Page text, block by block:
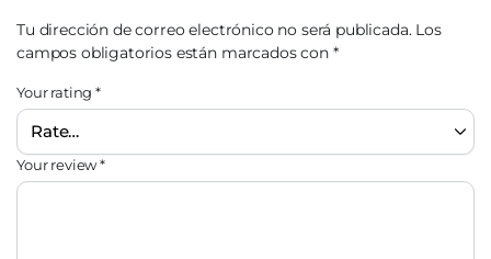
Tu dirección de correo electrónico no será publicada. Los
campos obligatorios están marcados con *
Your rating*
Your review*